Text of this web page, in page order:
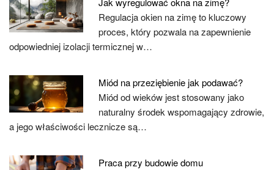
Regulacja okien na zimę to kluczowy
proces, który pozwala na zapewnienie
odpowiedniej izolacji termicznej w…
Miód na przeziębienie jak podawać?
Miód od wieków jest stosowany jako
naturalny środek wspomagający zdrowie,
a jego właściwości lecznicze są…
Praca przy budowie domu